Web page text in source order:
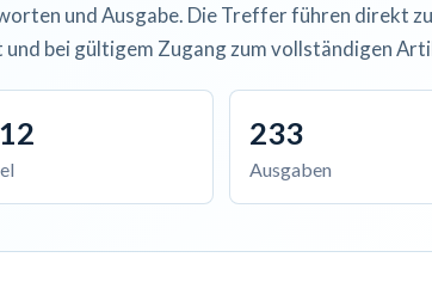
und Ausgabe. Die Treffer führen direkt
und bei gültigem Zugang zum vollständigen
233
Ausgaben